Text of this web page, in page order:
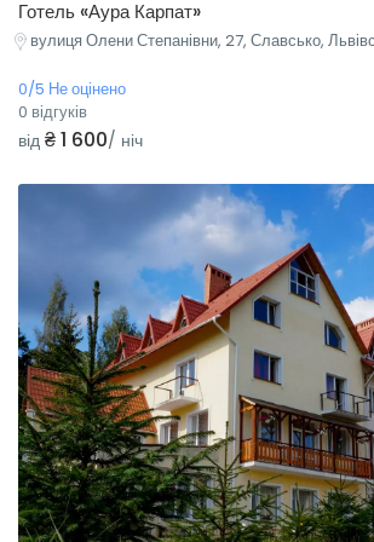
Готель «Аура Карпат»
вулиця Олени Степанівни, 27, Славсько,
0/5 Не оцінено
0 відгуків
від ₴ 1 600/ ніч